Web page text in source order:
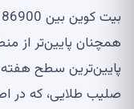
همچنان پایین‌تر از
صلیب طلایی، که در